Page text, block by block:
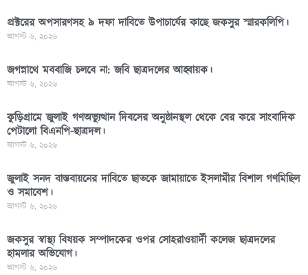
প্রক্টরের অপসারণসহ ৯ দফা দাবিতে উপাচার্যের কাছে জকসুর স্মারকলিপি।
আগস্ট ৬, ২০২৬
জগন্নাথে মববাজি চলবে না: জবি ছাত্রদলের আহ্বায়ক।
আগস্ট ৬, ২০২৬
কুড়িগ্রামে জুলাই গণঅভ্যুত্থান দিবসের অনুষ্ঠানস্থল থেকে বের করে সাংবাদিক
পেটালো বিএনপি-ছাত্রদল।
আগস্ট ৬, ২০২৬
জুলাই সনদ বাস্তবায়নের দাবিতে ছাতকে জামায়াতে ইসলামীর বিশাল গণমিছিল
ও সমাবেশ।
আগস্ট ৬, ২০২৬
জকসুর স্বাস্থ্য বিষয়ক সম্পাদকের ওপর সোহরাওয়ার্দী কলেজ ছাত্রদলের
হামলার অভিযোগ।
আগস্ট ৬, ২০২৬